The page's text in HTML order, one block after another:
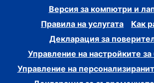
Версия за компютри и
Правила на услугата
Как
Декларация за
Управление на настройките за
Управление на